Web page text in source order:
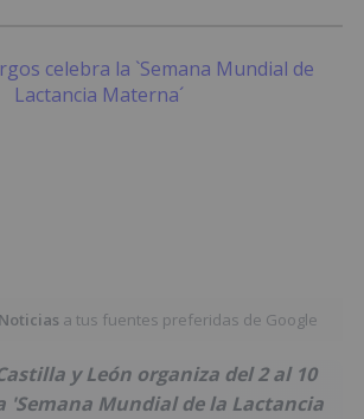
a tus fuentes preferidas de Google
y León organiza del 2 al 10
'Semana Mundial de la Lactancia